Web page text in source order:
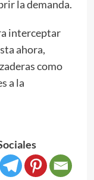
la demanda.
interceptar
ahora,
como
a la